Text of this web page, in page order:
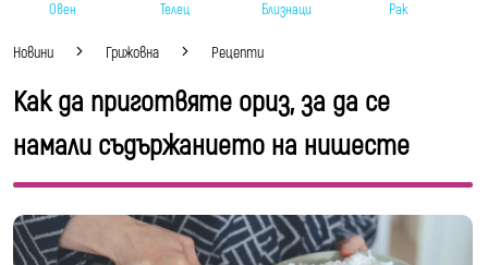
Овен Телец Близнаци Рак
Новини Грижовна Рецепти
Как да приготвяте ориз, за да се
намали съдържанието на нишесте